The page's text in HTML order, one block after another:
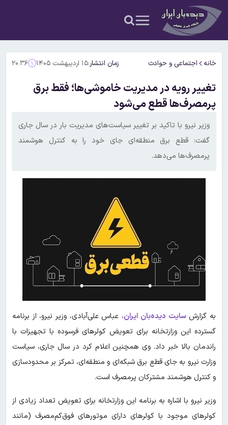
خانه اجتماعی و حوادث زمان انتشار:۱۵ اردیبهشت ۱۴۰۵ ۲۰:۳۶
تغییر رویه در مدیریت خاموشی‌ها؛ فقط برق
پرمصرف‌ها قطع می‌شود
وزیر نیرو با تاکید بر تغییر سیاست‌های مدیریت بار در سال جاری
گفت: قطع برق منطقه‌ای جای خود را به کنترل هوشمند
پرمصرف‌ها می‌دهد.
به گزارشسایت دیده‌بان ایران، عباس علی‌آبادی، وزیر نیرو، از برنامه
گسترده این وزارتخانه برای تعویض کولرهای فرسوده با تجهیزات با
راندمان بالا خبر داد. وی همچنین اعلام کرد در سال جاری، سیاست
وزارت نیرو به جای قطع برق شبکه‌ای و منطقه‌ای، تمرکز بر محدودسازی
و کنترل هوشمند مشترکان پرمصرف است.
وزیر نیرو با اشاره به برنامه این وزارتخانه برای تعویض تعداد زیادی از
کولرهای موجود با کولرهای دارای موتورهای فوق‌کم‌مصرف (مانند